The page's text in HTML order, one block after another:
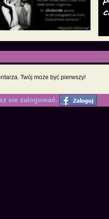
Twój może być pierwszy!
sie zalogować.